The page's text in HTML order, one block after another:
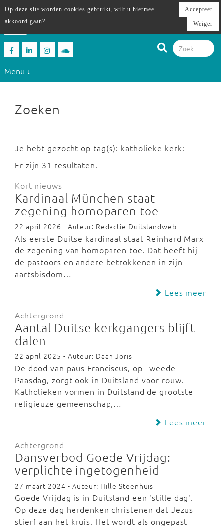
Menu ↓
Zoeken
Je hebt gezocht op tag(s): katholieke kerk:
Er zijn 31 resultaten.
Kort nieuws
Kardinaal München staat
zegening homoparen toe
22 april 2026 - Auteur: Redactie Duitslandweb
Als eerste Duitse kardinaal staat Reinhard Marx
de zegening van homoparen toe. Dat heeft hij
de pastoors en andere betrokkenen in zijn
aartsbisdom…
Lees meer
Achtergrond
Aantal Duitse kerkgangers blijft
dalen
22 april 2025 - Auteur: Daan Joris
De dood van paus Franciscus, op Tweede
Paasdag, zorgt ook in Duitsland voor rouw.
Katholieken vormen in Duitsland de grootste
religieuze gemeenschap,…
Lees meer
Achtergrond
Dansverbod Goede Vrijdag:
verplichte ingetogenheid
27 maart 2024 - Auteur: Hille Steenhuis
Goede Vrijdag is in Duitsland een 'stille dag'.
Op deze dag herdenken christenen dat Jezus
stierf aan het kruis. Het wordt als ongepast
Op deze site worden cookies gebruikt, wilt u hiermee
akkoord gaan?
Accepteer
Weiger